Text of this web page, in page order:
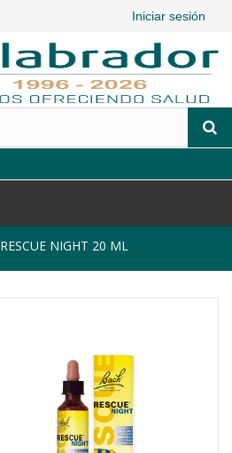
Iniciar sesión
RESCUE NIGHT 20 ML